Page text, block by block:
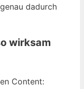
dadurch
wirksam
Content: